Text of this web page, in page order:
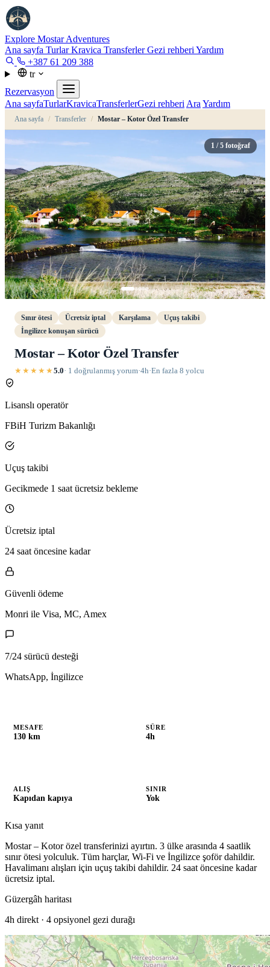
Explore MostarAdventures
Ana sayfa TurlarKravica TransferlerGezi rehberi Yardım
+387 61 209 388
tr
Rezervasyon
Ana sayfaTurlarKravicaTransferlerGezi rehberi Ara Yardım
Ana sayfa / Transferler / Mostar – Kotor Özel Transfer
1 / 5 fotoğraf
Sınır ötesi Ücretsiz iptal Karşılama
Uçuş takibi
İngilizce konuşan sürücü
Mostar – Kotor Özel Transfer
★★★★★5.0· 1 doğrulanmış yorum·4h·En fazla 8 yolcu
Lisanslı operatör
FBiH Turizm Bakanlığı
Uçuş takibi
Gecikmede 1 saat ücretsiz bekleme
Ücretsiz iptal
24 saat öncesine kadar
Güvenli ödeme
Monri ile Visa, MC, Amex
7/24 sürücü desteği
WhatsApp, İngilizce
MESAFE
130 km
SÜRE
4h
ALIŞ
Kapıdan kapıya
SINIR
Yok
Kısa yanıt
Mostar – Kotor özel transferinizi ayırtın. 3 ülke arasında 4 saatlik
sınır ötesi yolculuk. Tüm harçlar, Wi-Fi ve İngilizce şoför dahildir.
Havalimanı alışları için uçuş takibi dahildir. 24 saat öncesine kadar
ücretsiz iptal.
Güzergâh haritası
4h direkt · 4 opsiyonel gezi durağı